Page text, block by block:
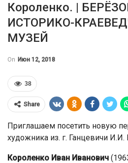
Короленко. |
ИСТОРИКО-
МУЗЕЙ
On Июн 12, 2018
38
Share
Приглашаем посетить новую
художника из. г. Ганцевичи И.И.
Короленко Иван Иванович